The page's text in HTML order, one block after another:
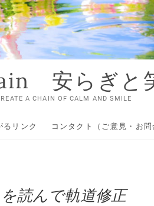
安らぎと
A CHAIN OF CALM AND SMILE
るリンク コンタクト（ご意見・お問
読んで軌道修正